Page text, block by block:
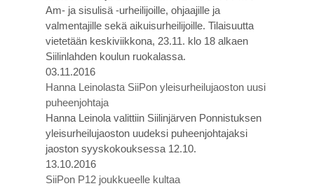
Am- ja sisulisä -urheilijoille, ohjaajille ja
valmentajille sekä aikuisurheilijoille. Tilaisuutta
vietetään keskiviikkona, 23.11. klo 18 alkaen
Siilinlahden koulun ruokalassa.
03.11.2016
Hanna Leinolasta SiiPon yleisurheilujaoston uusi
puheenjohtaja
Hanna Leinola valittiin Siilinjärven Ponnistuksen
yleisurheilujaoston uudeksi puheenjohtajaksi
jaoston syyskokouksessa 12.10.
13.10.2016
SiiPon P12 joukkueelle kultaa